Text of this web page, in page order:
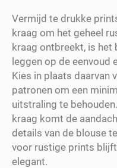
Vermijd te drukke
kraag om het geheel
kraag ontbreekt, is
leggen op de eenvoud
Kies in plaats daarvan
patronen om een
uitstraling te
kraag komt de
details van de blouse
voor rustige prints
elegant.